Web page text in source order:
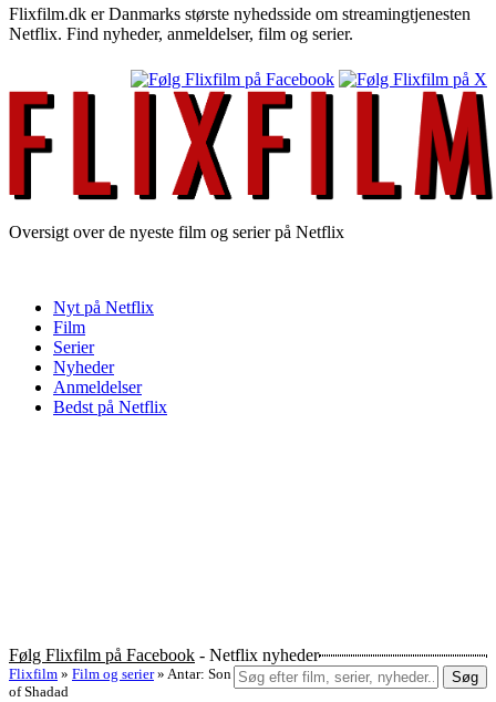
Flixfilm.dk er Danmarks største nyhedsside om streamingtjenesten
Netflix. Find nyheder, anmeldelser, film og serier.
Oversigt over de nyeste film og serier på Netflix
Nyt på Netflix
Film
Serier
Nyheder
Anmeldelser
Bedst på Netflix
Følg Flixfilm på Facebook - Netflix nyheder
Søg
Flixfilm » Film og serier » Antar: Son
of Shadad